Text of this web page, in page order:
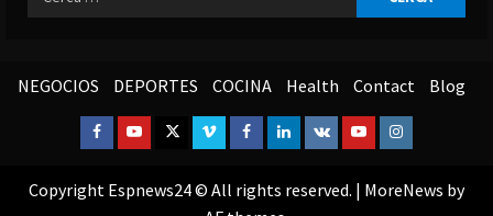
per:
NEGOCIOS DEPORTES COCINA Health Contact Blog
Facebook
YoutubeTwitterVimeoFacebook
Linkedin
VK YoutubeInstagram
Copyright Espnews24 © All rights reserved. | MoreNews by